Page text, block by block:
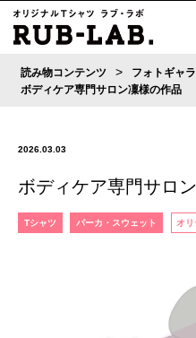
読み物コンテンツ > フォトギャ
ボディケア専門サロン凜様の作品
2026.03.03
ボディケア専門サロ
Tシャツ パーカ・スウェット オ